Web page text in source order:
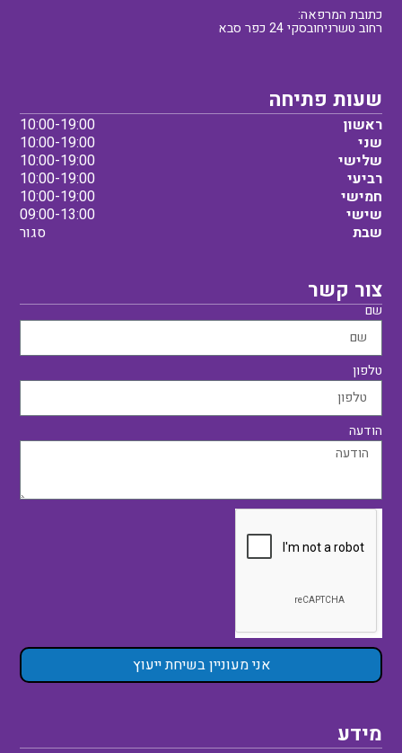
כתובת המרפאה:
רחוב טשרניחובסקי 24 כפר סבא
שעות פתיחה
ראשון
10:00-19:00
שני
10:00-19:00
שלישי
10:00-19:00
רביעי
10:00-19:00
חמישי
10:00-19:00
שישי
09:00-13:00
שבת
סגור
צור קשר
שם
טלפון
הודעה
אני מעוניין בשיחת ייעוץ
מידע